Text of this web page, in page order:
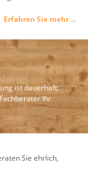
Erfahren Sie mehr ...
ist dauerhaft,
Ihr
Sie ehrlich,